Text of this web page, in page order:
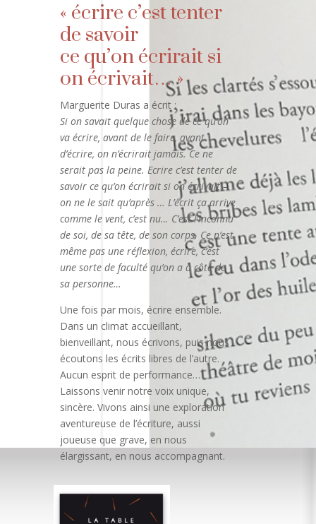
« écrire c’est tenter
de savoir
ce qu’on écrirait si
on écrivait… »
Marguerite Duras a écrit :
Si on savait quelque chose de ce qu’on
va écrire, avant de le faire, avant
d’écrire, on n’écrirait jamais. Ce ne
serait pas la peine. Ecrire c’est tenter de
savoir ce qu’on écrirait si on écrivait –
on ne le sait qu’après … L’écrit ça arrive
comme le vent, c’est nu… C’est l’inconnu
de soi, de sa tête, de son corps. Ce n’est
même pas une réflexion, écrire, c’est
une sorte de faculté qu’on a à côté de
sa personne…
Une fois par mois, écrire ensemble.
Dans un climat accueillant,
bienveillant, nous écrivons, puis nous
écoutons les écrits libres de l’autre.
Aucun esprit de performance…
Laissons venir notre voix unique,
sincère. Vivons ainsi une exploration
aventureuse de l’écriture, aussi
joueuse que grave, en nous
élargissant, en nous accompagnant.